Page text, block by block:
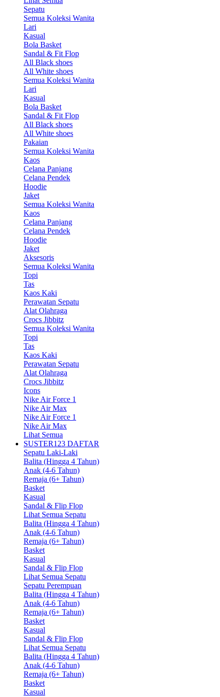
Sepatu
Semua Koleksi Wanita
Lari
Kasual
Bola Basket
Sandal & Fit Flop
All Black shoes
All White shoes
Semua Koleksi Wanita
Lari
Kasual
Bola Basket
Sandal & Fit Flop
All Black shoes
All White shoes
Pakaian
Semua Koleksi Wanita
Kaos
Celana Panjang
Celana Pendek
Hoodie
Jaket
Semua Koleksi Wanita
Kaos
Celana Panjang
Celana Pendek
Hoodie
Jaket
Aksesoris
Semua Koleksi Wanita
Topi
Tas
Kaos Kaki
Perawatan Sepatu
Alat Olahraga
Crocs Jibbitz
Semua Koleksi Wanita
Topi
Tas
Kaos Kaki
Perawatan Sepatu
Alat Olahraga
Crocs Jibbitz
Icons
Nike Air Force 1
Nike Air Max
Nike Air Force 1
Nike Air Max
Lihat Semua
SUSTER123 DAFTAR
Sepatu Laki-Laki
Balita (Hingga 4 Tahun)
Anak (4-6 Tahun)
Remaja (6+ Tahun)
Basket
Kasual
Sandal & Flip Flop
Lihat Semua Sepatu
Balita (Hingga 4 Tahun)
Anak (4-6 Tahun)
Remaja (6+ Tahun)
Basket
Kasual
Sandal & Flip Flop
Lihat Semua Sepatu
Sepatu Perempuan
Balita (Hingga 4 Tahun)
Anak (4-6 Tahun)
Remaja (6+ Tahun)
Basket
Kasual
Sandal & Flip Flop
Lihat Semua Sepatu
Balita (Hingga 4 Tahun)
Anak (4-6 Tahun)
Remaja (6+ Tahun)
Basket
Kasual